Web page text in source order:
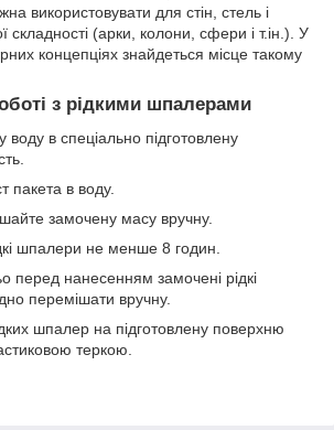
використовувати для стін, стель і
складності (арки, колони, сфери і т.ін.). У
концепціях знайдеться місце такому
з рідкими шпалерами
воду в спеціально підготовлену
пакета в воду.
замочену масу вручну.
шпалери не менше 8 годин.
перед нанесенням замочені рідкі
перемішати вручну.
шпалер на підготовлену поверхню
теркою.